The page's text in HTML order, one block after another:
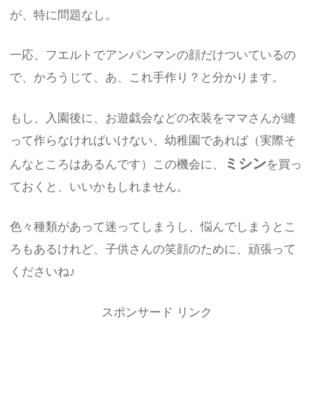
が、特に問題なし。
一応、フエルトでアンパンマンの顔だけついているの
で、かろうじて、あ、これ手作り？と分かります。
もし、入園後に、お遊戯会などの衣装をママさんが縫
って作らなければいけない、幼稚園であれば（実際そ
んなところはあるんです）この機会に、
ミシンを買っ
ておくと、いいかもしれません。
色々種類があって迷ってしまうし、悩んでしまうとこ
ろもあるけれど、子供さんの笑顔のために、頑張って
くださいね♪
スポンサード リンク